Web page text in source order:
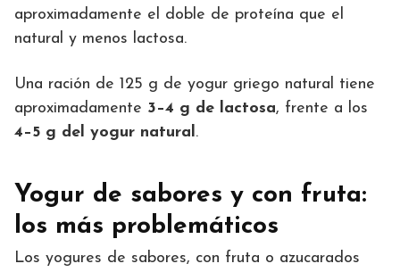
aproximadamente el doble de proteína que el
natural y menos lactosa.
Una ración de 125 g de yogur griego natural tiene
aproximadamente 3–4 g de lactosa, frente a los
4–5 g del yogur natural .
Yogur de sabores y con fruta:
los más problemáticos
Los yogures de sabores, con fruta o azucarados